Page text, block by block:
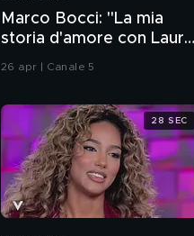
Marco Bocci: "La mia
storia d'amore con Laura
Chiatti"
26 apr | Canale 5
28 SEC